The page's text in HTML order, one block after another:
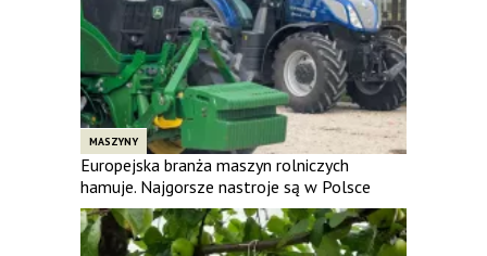
MASZYNY
Europejska branża maszyn rolniczych
hamuje. Najgorsze nastroje są w Polsce